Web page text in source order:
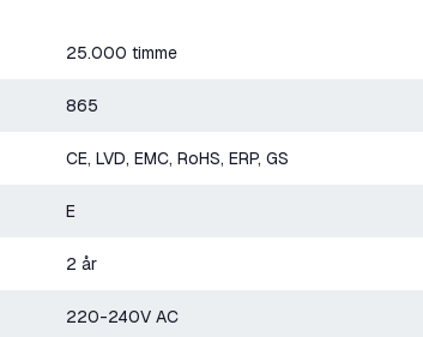
25.000 timme
865
CE, LVD, EMC, RoHS, ERP, GS
E
2 år
220-240V AC